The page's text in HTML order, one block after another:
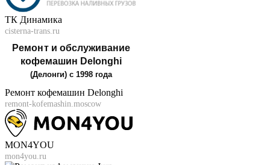
ТК Динамика
cisterna-trans.ru
Ремонт кофемашин Delonghi
remont-kofemashin.moscow
MON4YOU
mon4you.ru